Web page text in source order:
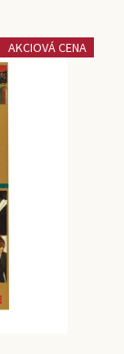
AKCIOVÁ CENA